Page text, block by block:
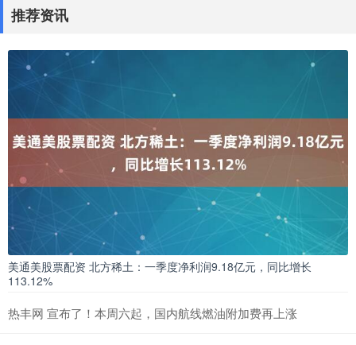
推荐资讯
美通美股票配资 北方稀土：一季度净利润9.18亿元，同比增长
113.12%
热丰网 宣布了！本周六起，国内航线燃油附加费再上涨